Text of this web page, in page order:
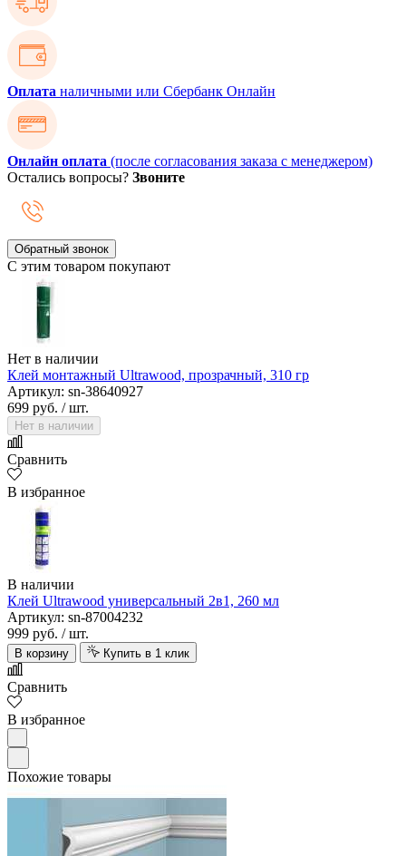
Оплата наличными или Сбербанк Онлайн
Онлайн оплата (после согласования заказа с менеджером)
Остались вопросы? Звоните
Обратный звонок
С этим товаром покупают
Нет в наличии
Клей монтажный Ultrawood, прозрачный, 310 гр
Артикул: sn-38640927
699 руб. / шт.
Нет в наличии
Сравнить
В избранное
В наличии
Клей Ultrawood универсальный 2в1, 260 мл
Артикул: sn-87004232
999 руб. / шт.
В корзину Купить в 1 клик
Сравнить
В избранное
Похожие товары